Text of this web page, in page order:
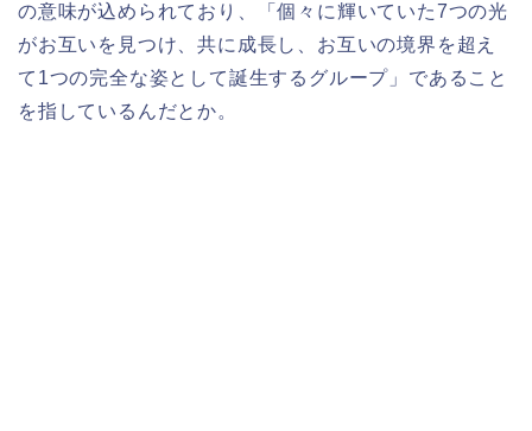
の意味が込められており、「個々に輝いていた7つの光
がお互いを見つけ、共に成長し、お互いの境界を超え
て1つの完全な姿として誕生するグループ」であること
を指しているんだとか。